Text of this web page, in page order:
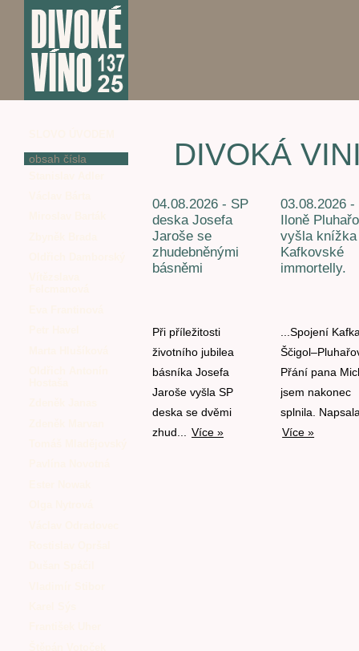
obsah čísla DIVOKÁ
04.08.2026 - SP
deska Josefa
Jaroše se
zhudebněnými
básněmi
Při příležitosti
životního jubilea
básníka Josefa
Jaroše vyšla SP
deska se dvěmi
zhud... Více »
03.08.2026 -
Iloně
vyšla knížka
Kafkovské
immortelly.
...Spojení
Přání pana
jsem nakonec
splnila.
Více »